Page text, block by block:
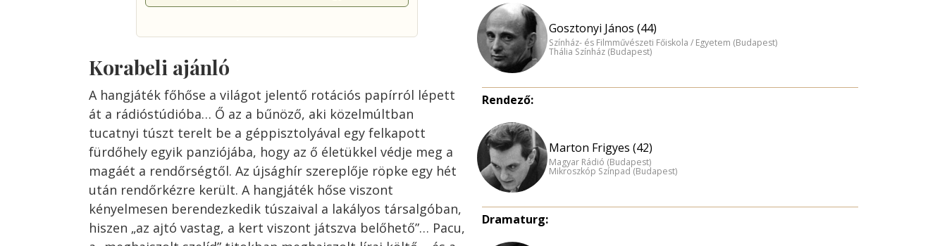
Korabeli ajánló
A hangjáték főhőse a világot jelentő rotációs papírról lépett
át a rádióstúdióba… Ő az a bűnöző, aki közelmúltban
tucatnyi túszt terelt be a géppisztolyával egy felkapott
fürdőhely egyik panziójába, hogy az ő életükkel védje meg a
magáét a rendőrségtől. Az újsághír szereplője röpke egy hét
után rendőrkézre került. A hangjáték hőse viszont
kényelmesen berendezkedik túszaival a lakályos társalgóban,
hiszen „az ajtó vastag, a kert viszont játszva belőhető”… Pacu,
Gosztonyi János (44)
Színház- és Filmművészeti Főiskola / Egyetem (Budapest)
Thália Színház (Budapest)
Rendező:
Marton Frigyes (42)
Magyar Rádió (Budapest)
Mikroszkóp Színpad (Budapest)
Dramaturg: